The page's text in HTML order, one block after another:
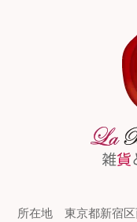
所在地東京都新宿